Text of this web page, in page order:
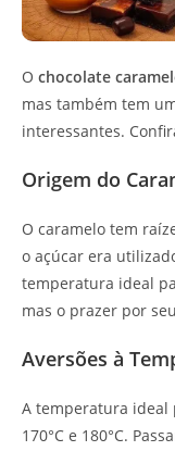
O chocolate
mas também tem
interessantes.
Origem do
O caramelo tem
o açúcar era
temperatura ideal
mas o prazer por
Aversões à
A temperatura ideal
170°C e 180°C.